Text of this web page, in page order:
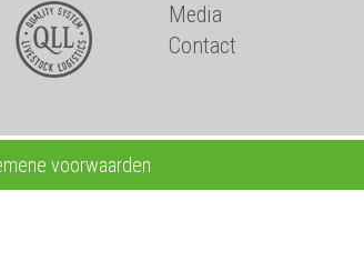
Media
Contact
voorwaarden